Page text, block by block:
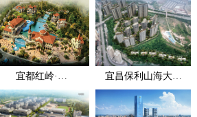
宜都红岭·… 宜昌保利山海大…